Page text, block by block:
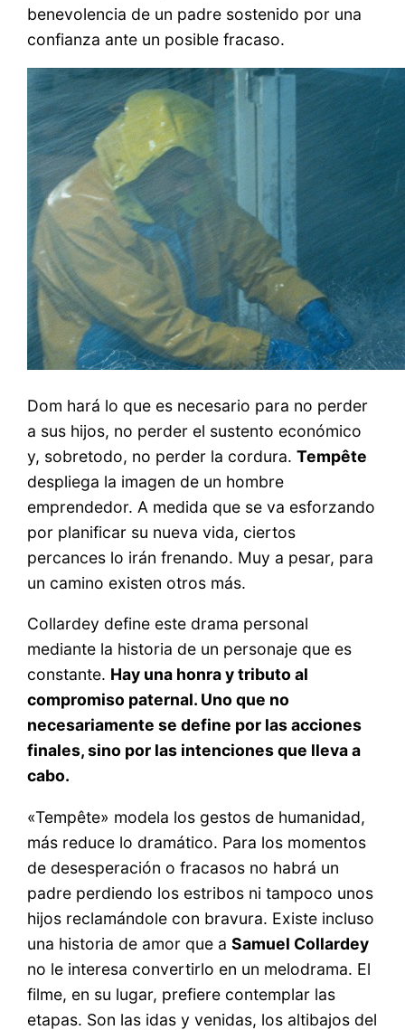
benevolencia de un padre sostenido por una
confianza ante un posible fracaso.
Dom hará lo que es necesario para no perder
a sus hijos, no perder el sustento económico
y, sobretodo, no perder la cordura.Tempête
despliega la imagen de un hombre
emprendedor. A medida que se va esforzando
por planificar su nueva vida, ciertos
percances lo irán frenando. Muy a pesar, para
un camino existen otros más.
Collardey define este drama personal
mediante la historia de un personaje que es
constante. Hay una honra y tributo al
compromiso paternal. Uno que no
necesariamente se define por las acciones
finales, sino por las intenciones que lleva a
cabo.
«Tempête» modela los gestos de humanidad,
más reduce lo dramático. Para los momentos
de desesperación o fracasos no habrá un
padre perdiendo los estribos ni tampoco unos
hijos reclamándole con bravura. Existe incluso
una historia de amor que aSamuel Collardey
no le interesa convertirlo en un melodrama. El
filme, en su lugar, prefiere contemplar las
etapas. Son las idas y venidas, los altibajos del